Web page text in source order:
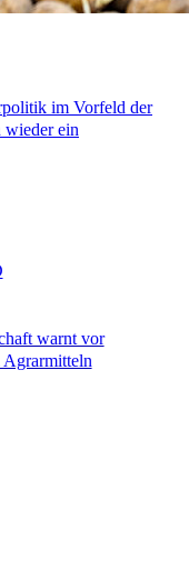
im Vorfeld der
wieder ein
warnt vor
Agrarmitteln